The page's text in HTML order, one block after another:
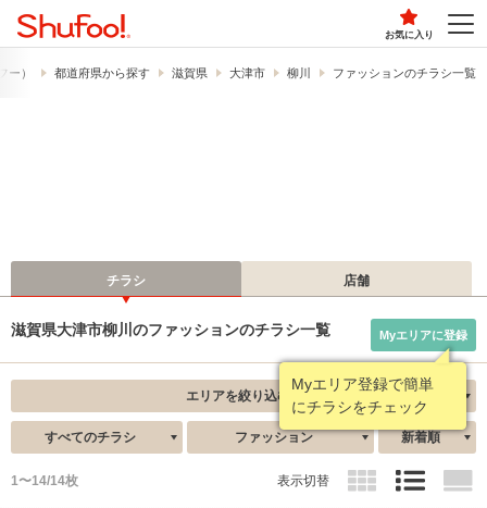
お気に入り
ー） 都道府県から探す 滋賀県 大津市 柳川 ファッションのチラシ一覧
チラシ 店舗
滋賀県大津市柳川のファッションのチラシ一覧
Myエリア登録で簡単
にチラシをチェック
Myエリアに登録
エリアを絞り込む
すべてのチラシ ファッション 新着順
1〜14/14枚 表示切替